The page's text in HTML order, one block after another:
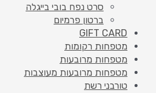
סרט נפח בובי בייגלה
ברטון פרמיום
GIFT CARD
מטפחות רקומות
מטפחות מרובעות
מטפחות מרובעות מעוצבות
טורבני רשת